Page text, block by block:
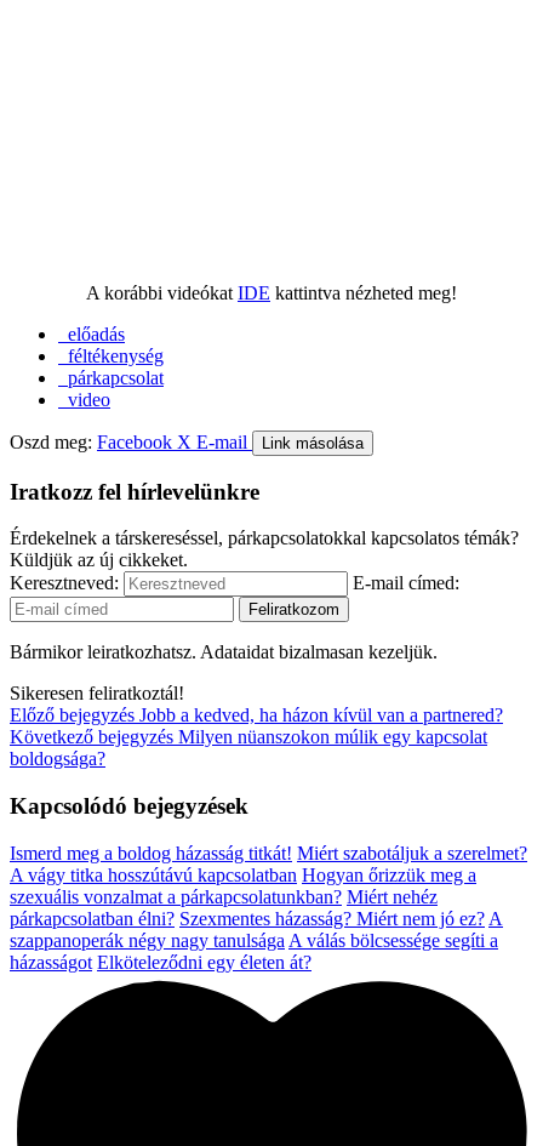
A korábbi videókat IDE kattintva nézheted meg!
előadás
féltékenység
párkapcsolat
video
Oszd meg: Facebook X E-mail Link másolása
Iratkozz fel hírlevelünkre
Érdekelnek a társkereséssel, párkapcsolatokkal kapcsolatos témák?
Küldjük az új cikkeket.
Keresztneved:
E-mail címed:
Bármikor leiratkozhatsz. Adataidat bizalmasan kezeljük.
Sikeresen feliratkoztál!
Előző bejegyzés Jobb a kedved, ha házon kívül van a partnered?
Következő bejegyzés Milyen nüanszokon múlik egy kapcsolat
boldogsága?
Kapcsolódó bejegyzések
Ismerd meg a boldog házasság titkát! Miért szabotáljuk a szerelmet?
A vágy titka hosszútávú kapcsolatban Hogyan őrizzük meg a
szexuális vonzalmat a párkapcsolatunkban? Miért nehéz
párkapcsolatban élni? Szexmentes házasság? Miért nem jó ez? A
szappanoperák négy nagy tanulsága A válás bölcsessége segíti a
házasságot Elköteleződni egy életen át?